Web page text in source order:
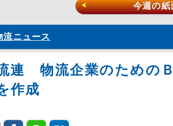
◀ 今週の紙
流ニュース
連 物流企業のための
作成